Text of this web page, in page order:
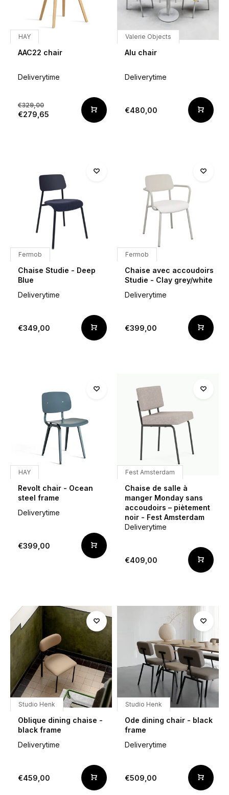
HAY
AAC22 chair
Deliverytime
€329,00
€279,65
Valerie Objects
Alu chair
Deliverytime
€480,00
Fermob
Chaise Studie - Deep
Blue
Deliverytime
€349,00
Fermob
Chaise avec accoudoirs
Studie - Clay grey/white
Deliverytime
€399,00
HAY
Revolt chair - Ocean
steel frame
Deliverytime
€399,00
Fest Amsterdam
Chaise de salle à
manger Monday sans
accoudoirs – piètement
noir - Fest Amsterdam
Deliverytime
€409,00
Studio Henk
Oblique dining chaise -
black frame
Deliverytime
€459,00
Studio Henk
Ode dining chair - black
frame
Deliverytime
€509,00